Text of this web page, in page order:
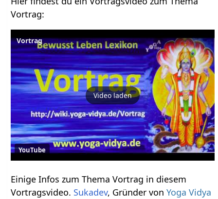
Vortrag‏‎:
Vortrag
Video laden
YouTube
Einige Infos zum Thema Vortrag‏‎ in diesem
Vortragsvideo. Sukadev, Gründer vonYoga Vidya